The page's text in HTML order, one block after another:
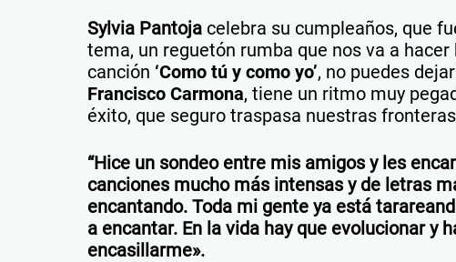
Sylvia Pantoja celebra su cumpleaños, que
tema, un reguetón rumba que nos va a
canción ‘Como tú y como yo’, no puedes
Francisco Carmona, tiene un ritmo muy
éxito, que seguro traspasa nuestras
“Hice un sondeo entre mis amigos y les
canciones mucho más intensas y de letras
encantando. Toda mi gente ya está
a encantar. En la vida hay que evolucionar y
encasillarme».